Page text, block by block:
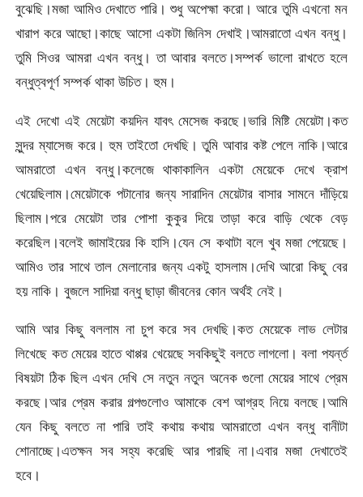
বুঝেছি।মজা আমিও দেখাতে পারি। শুধু অপেহ্মা করো। আরে তুমি এখনো মন
খারাপ করে আছো।কাছে আসো একটা জিনিস দেখাই।আমরাতো এখন বন্ধু।
তুমি সিওর আমরা এখন বন্ধু। তা আবার বলতে।সম্পর্ক ভালো রাখতে হলে
বন্ধুত্বপূর্ণ সম্পর্ক থাকা উচিত। হুম।
এই দেখো এই মেয়েটা কয়দিন যাবৎ মেসেজ করছে।ভারি মিষ্টি মেয়েটা।কত
সুন্দর ম্যাসেজ করে। হুম তাইতো দেখছি। তুমি আবার কষ্ট পেলে নাকি।আরে
আমরাতো এখন বন্ধু।কলেজে থাকাকালিন একটা মেয়েকে দেখে ক্রাশ
খেয়েছিলাম।মেয়েটাকে পটানোর জন্য সারাদিন মেয়েটার বাসার সামনে দাঁড়িয়ে
ছিলাম।পরে মেয়েটা তার পোশা কুকুর দিয়ে তাড়া করে বাড়ি থেকে বেড়
করেছিল।বলেই জামাইয়ের কি হাসি।যেন সে কথাটা বলে খুব মজা পেয়েছে।
আমিও তার সাথে তাল মেলানোর জন্য একটু হাসলাম।দেখি আরো কিছু বের
হয় নাকি। বুজলে সাদিয়া বন্ধু ছাড়া জীবনের কোন অর্থই নেই।
আমি আর কিছু বললাম না চুপ করে সব দেখছি।কত মেয়েকে লাভ লেটার
লিখেছে কত মেয়ের হাতে থাপ্পর খেয়েছে সবকিছুই বলতে লাগলো। বলা পযর্ন্ত
বিষয়টা ঠিক ছিল এখন দেখি সে নতুন নতুন অনেক গুলো মেয়ের সাথে প্রেম
করছে।আর প্রেম করার গল্পগুলোও আমাকে বেশ আগ্রহ নিয়ে বলছে।আমি
যেন কিছু বলতে না পারি তাই কথায় কথায় আমরাতো এখন বন্ধু বানীটা
শোনাচ্ছে।এতক্ষন সব সহ্য করেছি আর পারছি না।এবার মজা দেখাতেই
হবে।